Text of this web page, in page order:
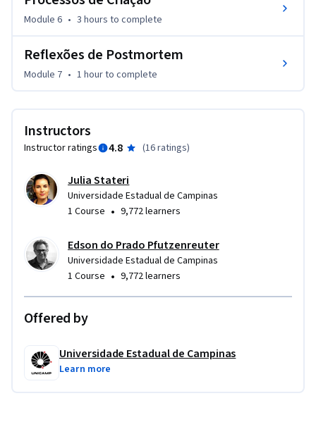
embasamento adequado aos estudantes interessados em
explorar as relações entre videogames e arte.
Module 6 • 3 hours to complete
Reflexões de Postmortem
Module 7 • 1 hourto complete
Instructors
Instructor ratings 4.8 (16 ratings)
Julia Stateri
Universidade Estadual de Campinas
1 Course • 9,772 learners
Edson do Prado Pfutzenreuter
Universidade Estadual de Campinas
1 Course • 9,772 learners
Offered by
Universidade Estadual de Campinas
Learn more